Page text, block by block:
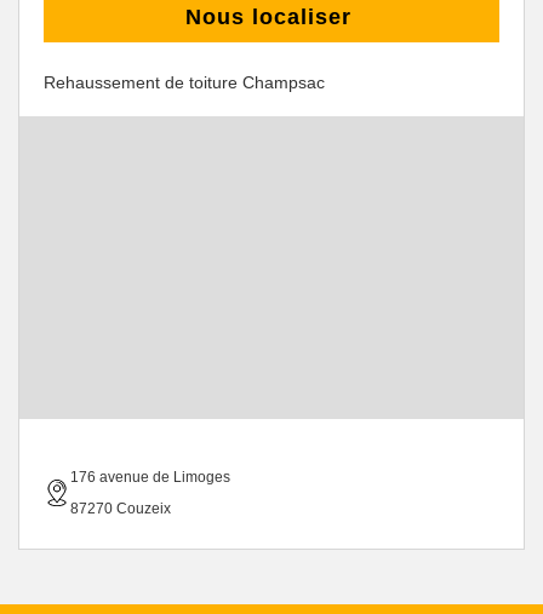
Nous localiser
Rehaussement de toiture Champsac
176 avenue de Limoges
87270 Couzeix